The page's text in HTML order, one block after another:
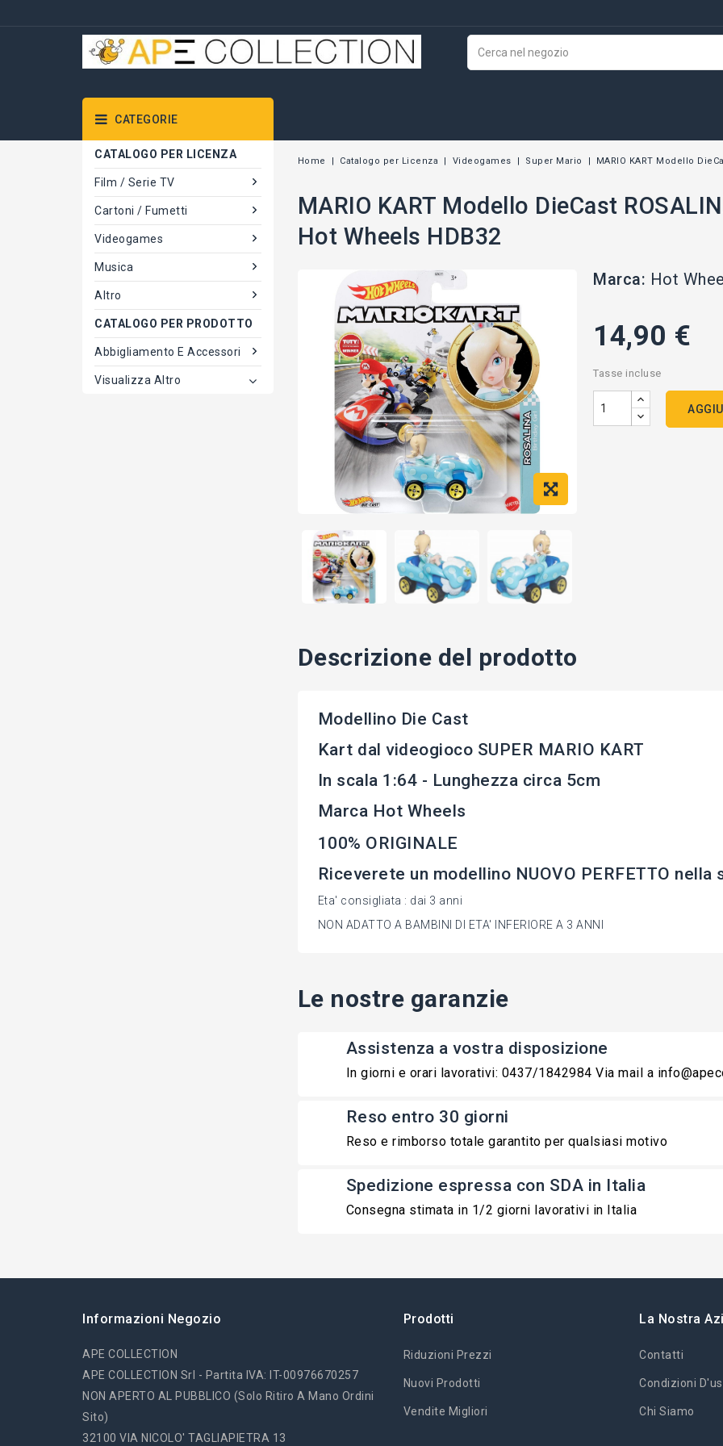
CATEGORIE
CATALOGO PER LICENZA
Film / Serie TV
Cartoni / Fumetti
Videogames
Musica
Altro
CATALOGO PER PRODOTTO
Abbigliamento E Accessori
Visualizza Altro
Home Catalogo per Licenza Videogames Super Mario MARIO KART Modello
MARIO KART Modello DieCast
Hot Wheels HDB32
Marca: Hot
14,90 €
Tasse incluse
Descrizione del prodotto
Modellino Die Cast
Kart dal videogioco SUPER MARIO KART
In scala 1:64 - Lunghezza circa 5cm
Marca Hot Wheels
100% ORIGINALE
Riceverete un modellino NUOVO PERFETTO
Eta' consigliata : dai 3 anni
NON ADATTO A BAMBINI DI ETA' INFERIORE A 3 ANNI
Le nostre garanzie
Assistenza a vostra disposizione
In giorni e orari lavorativi: 0437/1842984 Via mail a
Reso entro 30 giorni
Reso e rimborso totale garantito per qualsiasi motivo
Spedizione espressa con SDA in Italia
Consegna stimata in 1/2 giorni lavorativi in Italia
Informazioni Negozio
APE COLLECTION
APE COLLECTION Srl - Partita IVA: IT-00976670257
NON APERTO AL PUBBLICO (solo Ritiro A Mano Ordini
Sito)
32100 VIA NICOLO' TAGLIAPIETRA 13
Prodotti
Riduzioni Prezzi
Nuovi Prodotti
Vendite Migliori
La Nostra
Contatti
Condizioni
Chi Siamo